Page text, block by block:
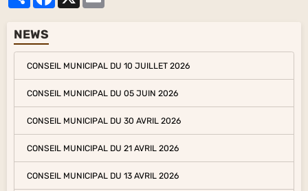
NEWS
CONSEIL MUNICIPAL DU 10 JUILLET 2026
CONSEIL MUNICIPAL DU 05 JUIN 2026
CONSEIL MUNICIPAL DU 30 AVRIL 2026
CONSEIL MUNICIPAL DU 21 AVRIL 2026
CONSEIL MUNICIPAL DU 13 AVRIL 2026